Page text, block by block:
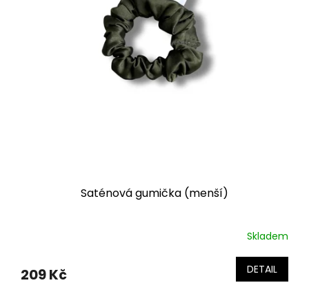
Saténová gumička (menší)
Skladem
209 Kč DETAIL